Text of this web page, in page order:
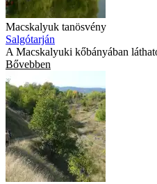
Macskalyuk tanösvény
Salgótarján
A Macskalyuki kőbányában
Bővebben